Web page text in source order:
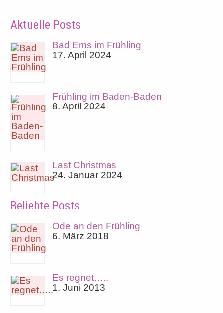
Aktuelle Posts
Bad Ems im Frühling
17. April 2024
Frühling im Baden-Baden
8. April 2024
Last Christmas
24. Januar 2024
Beliebte Posts
Ode an den Frühling
6. März 2018
Es regnet…..
1. Juni 2013